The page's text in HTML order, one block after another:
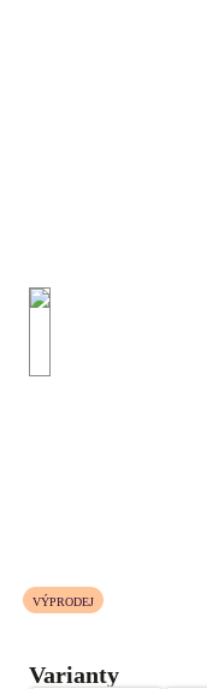
VÝPRODEJ
Varianty